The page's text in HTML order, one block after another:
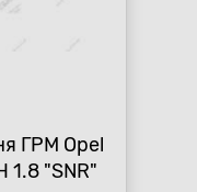
ГРМ Opel
1.8 "SNR"